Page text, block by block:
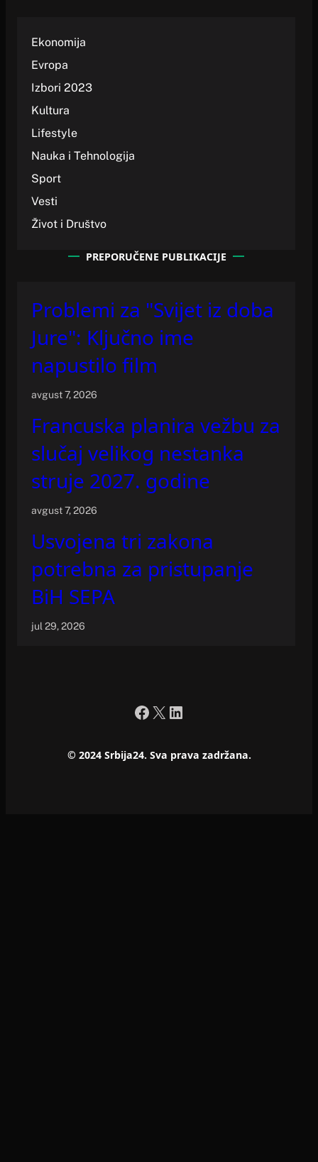
Ekonomija
Evropa
Izbori 2023
Kultura
Lifestyle
Nauka i Tehnologija
Sport
Vesti
Život i Društvo
PREPORUČENE PUBLIKACIJE
Problemi za "Svijet iz doba
Jure": Ključno ime
napustilo film
avgust 7, 2026
Francuska planira vežbu za
slučaj velikog nestanka
struje 2027. godine
avgust 7, 2026
Usvojena tri zakona
potrebna za pristupanje
BiH SEPA
jul 29, 2026
Facebook
X LinkedIn
© 2024 Srbija24. Sva prava zadržana.